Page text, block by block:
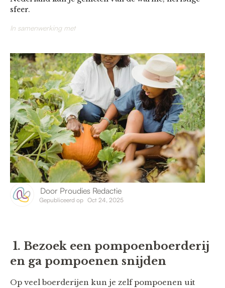
sfeer.
In samenwerking met
Door Proudies Redactie
Gepubliceerd op Oct 24, 2025
1. Bezoek een pompoenboerderij
en ga pompoenen snijden
Op veel boerderijen kun je zelf pompoenen uit